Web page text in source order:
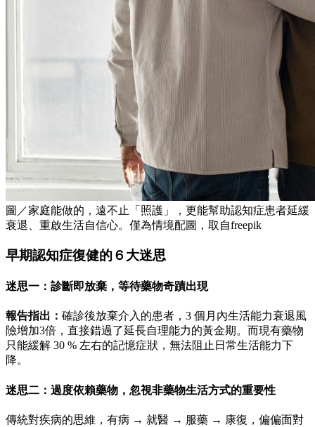
圖／家庭能做的，遠不止「照護」，更能幫助認知症患者延緩
衰退、重啟生活自信心。僅為情境配圖，取自freepik
早期認知症復健的６大迷思
迷思一：診斷即放棄，等待藥物奇蹟出現
報告指出： 確診後放棄介入的患者，3 個月內生活能力衰退風
險增加3倍，直接錯過了延長自理能力的黃金期。而現有藥物
只能緩解 30 % 左右的記憶症狀，無法阻止日常生活能力下
降。
迷思二：過度依賴藥物，忽視非藥物生活方式的重要性
傳統對疾病的思維，有病 → 就醫 → 服藥 → 康復，偏偏面對